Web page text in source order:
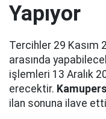
Yapıyor
Tercihler 29 Kasım
arasında
işlemleri 13 Aralık
erecektir.
ilan sonuna ilave